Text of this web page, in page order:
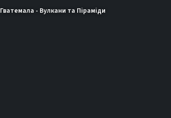
Гватемала - Вулкани та Піраміди